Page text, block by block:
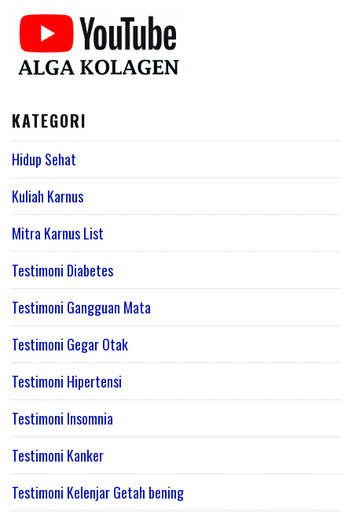
KATEGORI
Hidup Sehat
Kuliah Karnus
Mitra Karnus List
Testimoni Diabetes
Testimoni Gangguan Mata
Testimoni Gegar Otak
Testimoni Hipertensi
Testimoni Insomnia
Testimoni Kanker
Testimoni Kelenjar Getah bening